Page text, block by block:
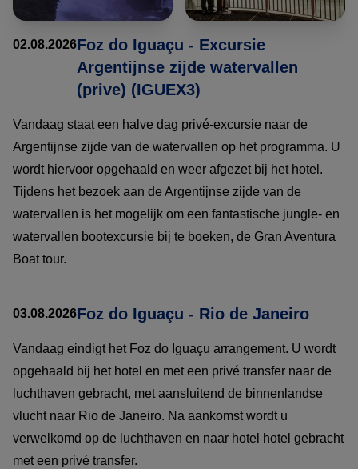
02.08.2026Foz do Iguaçu - Excursie
Argentijnse zijde watervallen
(prive) (IGUEX3)
Vandaag staat een halve dag privé-excursie naar de
Argentijnse zijde van de watervallen op het programma. U
wordt hiervoor opgehaald en weer afgezet bij het hotel.
Tijdens het bezoek aan de Argentijnse zijde van de
watervallen is het mogelijk om een fantastische jungle- en
watervallen bootexcursie bij te boeken, de Gran Aventura
Boat tour.
03.08.2026Foz do Iguaçu - Rio de Janeiro
Vandaag eindigt het Foz do Iguaçu arrangement. U wordt
opgehaald bij het hotel en met een privé transfer naar de
luchthaven gebracht, met aansluitend de binnenlandse
vlucht naar Rio de Janeiro. Na aankomst wordt u
verwelkomd op de luchthaven en naar hotel hotel gebracht
met een privé transfer.